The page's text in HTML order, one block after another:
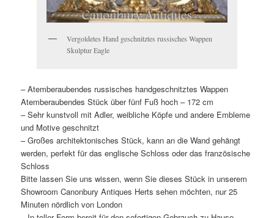
Vergoldetes Hand geschnitztes russisches Wappen
Skulptur Eagle
– Atemberaubendes russisches handgeschnitztes Wappen
Atemberaubendes Stück über fünf Fuß hoch – 172 cm
– Sehr kunstvoll mit Adler, weibliche Köpfe und andere Embleme
und Motive geschnitzt
– Großes architektonisches Stück, kann an die Wand gehängt
werden, perfekt für das englische Schloss oder das französische
Schloss
Bitte lassen Sie uns wissen, wenn Sie dieses Stück in unserem
Showroom Canonbury Antiques Herts sehen möchten, nur 25
Minuten nördlich von London